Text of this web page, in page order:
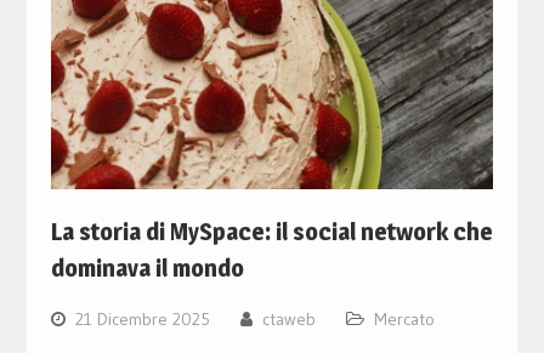
La storia di MySpace: il social network che
dominava il mondo
21 Dicembre 2025 ctaweb Mercato